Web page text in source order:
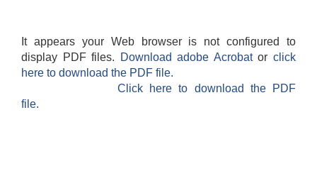
It appears your Web browser is not configured to
display PDF files.
Download adobe Acrobatorclick
here to download the PDF file.
Click here to download the PDF
file.